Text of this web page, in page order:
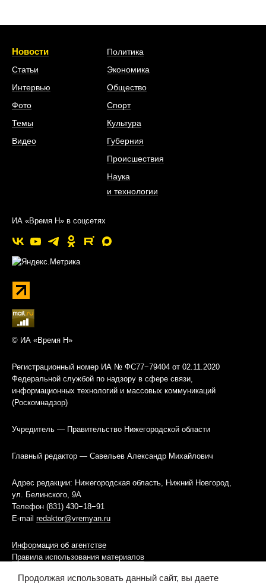
Новости
Статьи
Интервью
Фото
Темы
Видео
Политика
Экономика
Общество
Спорт
Культура
Губерния
Происшествия
Наука
и технологии
ИА «Время Н» в соцсетях
© ИА «Время Н»
Регистрационный номер ИА № ФС77−79404 от 02.11.2020
Федеральной службой по надзору в сфере связи,
информационных технологий и массовых коммуникаций
(Роскомнадзор)
Учредитель — Правительство Нижегородской области
Главный редактор — Савельев Александр Михайлович
Адрес редакции: Нижегородская область, Нижний Новгород,
ул. Белинского, 9А
Телефон (831) 430−18−91
E-mail redaktor@vremyan.ru
Информация об агентстве
Правила использования материалов
Информационная политика использования «cookies»-файлов
Продолжая использовать данный сайт, вы даете